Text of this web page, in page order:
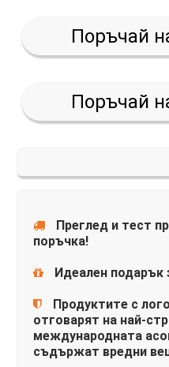
Поръчай
Поръчай
Преглед и тест
поръчка!
Идеален подарък
Продуктите с
отговарят на най-
международната
съдържат вредни